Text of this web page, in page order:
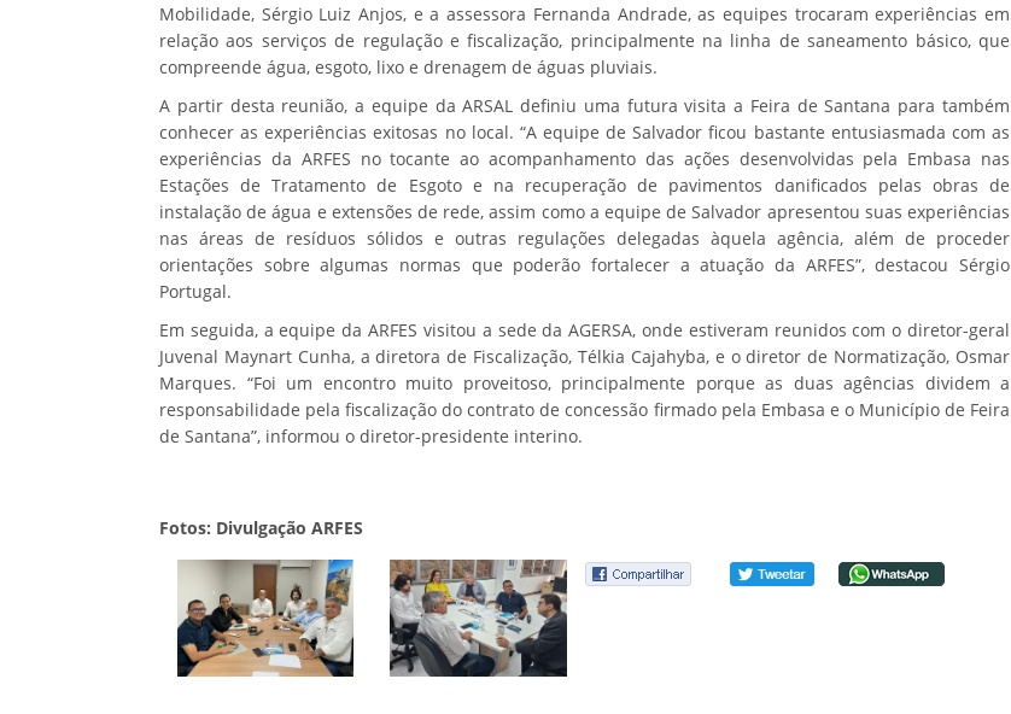
Mobilidade, Sérgio Luiz Anjos, e a assessora Fernanda Andrade, as equipes trocaram experiências em
relação aos serviços de regulação e fiscalização, principalmente na linha de saneamento básico, que
compreende água, esgoto, lixo e drenagem de águas pluviais.
A partir desta reunião, a equipe da ARSAL definiu uma futura visita a Feira de Santana para também
conhecer as experiências exitosas no local. “A equipe de Salvador ficou bastante entusiasmada com as
experiências da ARFES no tocante ao acompanhamento das ações desenvolvidas pela Embasa nas
Estações de Tratamento de Esgoto e na recuperação de pavimentos danificados pelas obras de
instalação de água e extensões de rede, assim como a equipe de Salvador apresentou suas experiências
nas áreas de resíduos sólidos e outras regulações delegadas àquela agência, além de proceder
orientações sobre algumas normas que poderão fortalecer a atuação da ARFES”, destacou Sérgio
Portugal.
Em seguida, a equipe da ARFES visitou a sede da AGERSA, onde estiveram reunidos com o diretor-geral
Juvenal Maynart Cunha, a diretora de Fiscalização, Télkia Cajahyba, e o diretor de Normatização, Osmar
Marques. “Foi um encontro muito proveitoso, principalmente porque as duas agências dividem a
responsabilidade pela fiscalização do contrato de concessão firmado pela Embasa e o Município de Feira
de Santana”, informou o diretor-presidente interino.
Fotos: Divulgação ARFES